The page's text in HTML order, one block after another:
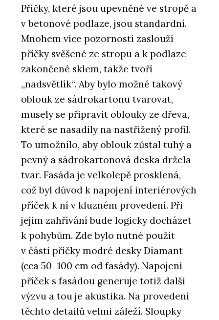
Příčky, které jsou upevněné ve stropě a
v betonové podlaze, jsou standardní.
Mnohem více pozornosti zaslouží
příčky svěšené ze stropu a k podlaze
zakončené sklem, takže tvoří
„nadsvětlík“. Aby bylo možné takový
oblouk ze sádrokartonu tvarovat,
musely se připravit oblouky ze dřeva,
které se nasadily na nastřižený profil.
To umožnilo, aby oblouk zůstal tuhý a
pevný a sádrokartonová deska držela
tvar. Fasáda je velkolepě prosklená,
což byl důvod k napojení interiérových
příček k ní v kluzném provedení. Při
jejím zahřívání bude logicky docházet
k pohybům. Zde bylo nutné použít
v části příčky modré desky Diamant
(cca 50–100 cm od fasády). Napojení
příček s fasádou generuje totiž další
výzvu a tou je akustika. Na provedení
těchto detailů velmi záleží. Sloupky